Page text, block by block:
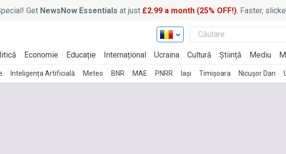
Get NewsNow Essentials at just £2.99 a month (25% OFF!). Faster,
Economie Educație Internațional Ucraina Cultură Știință Mediu
Inteligența Artificială Meteo BNR MAE PNRR Iași Timișoara Nicușor Dan